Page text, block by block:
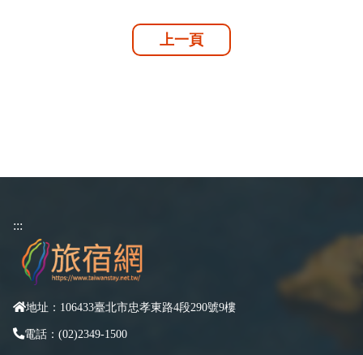
上一頁
:::
地址：106433臺北市忠孝東路4段290號9樓
電話：(02)2349-1500